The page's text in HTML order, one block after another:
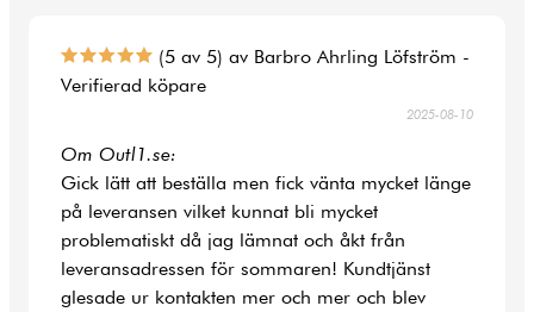
(5 av 5) av Barbro Ahrling Löfström -
Verifierad köpare
2025-08-10
Om Outl1.se:
Gick lätt att beställa men fick vänta mycket länge
på leveransen vilket kunnat bli mycket
problematiskt då jag lämnat och åkt från
leveransadressen för sommaren! Kundtjänst
glesade ur kontakten mer och mer och blev